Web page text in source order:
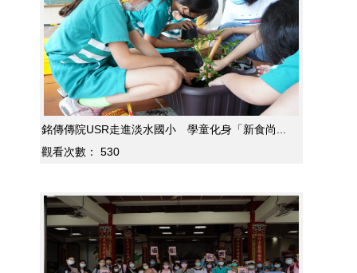
銘傳傳院USR走進淡水國小 學童化身「新食尚...
觀看次數：
530